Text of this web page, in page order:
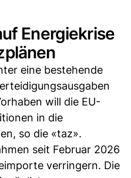
Energiekrise
eine bestehende
will die EU-
in die
so die «taz».
seit Februar 2026
verringern. Die